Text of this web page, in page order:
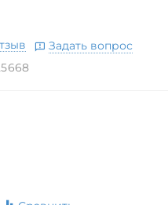
Задать вопрос